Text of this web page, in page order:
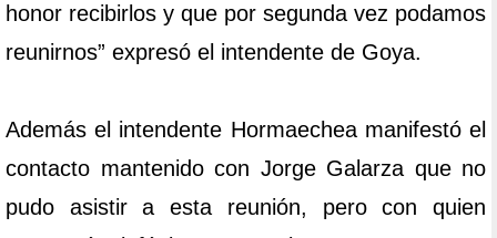
honor recibirlos y que por segunda vez podamos
reunirnos” expresó el intendente de Goya.
Además el intendente Hormaechea manifestó el
contacto mantenido con Jorge Galarza que no
pudo asistir a esta reunión, pero con quien